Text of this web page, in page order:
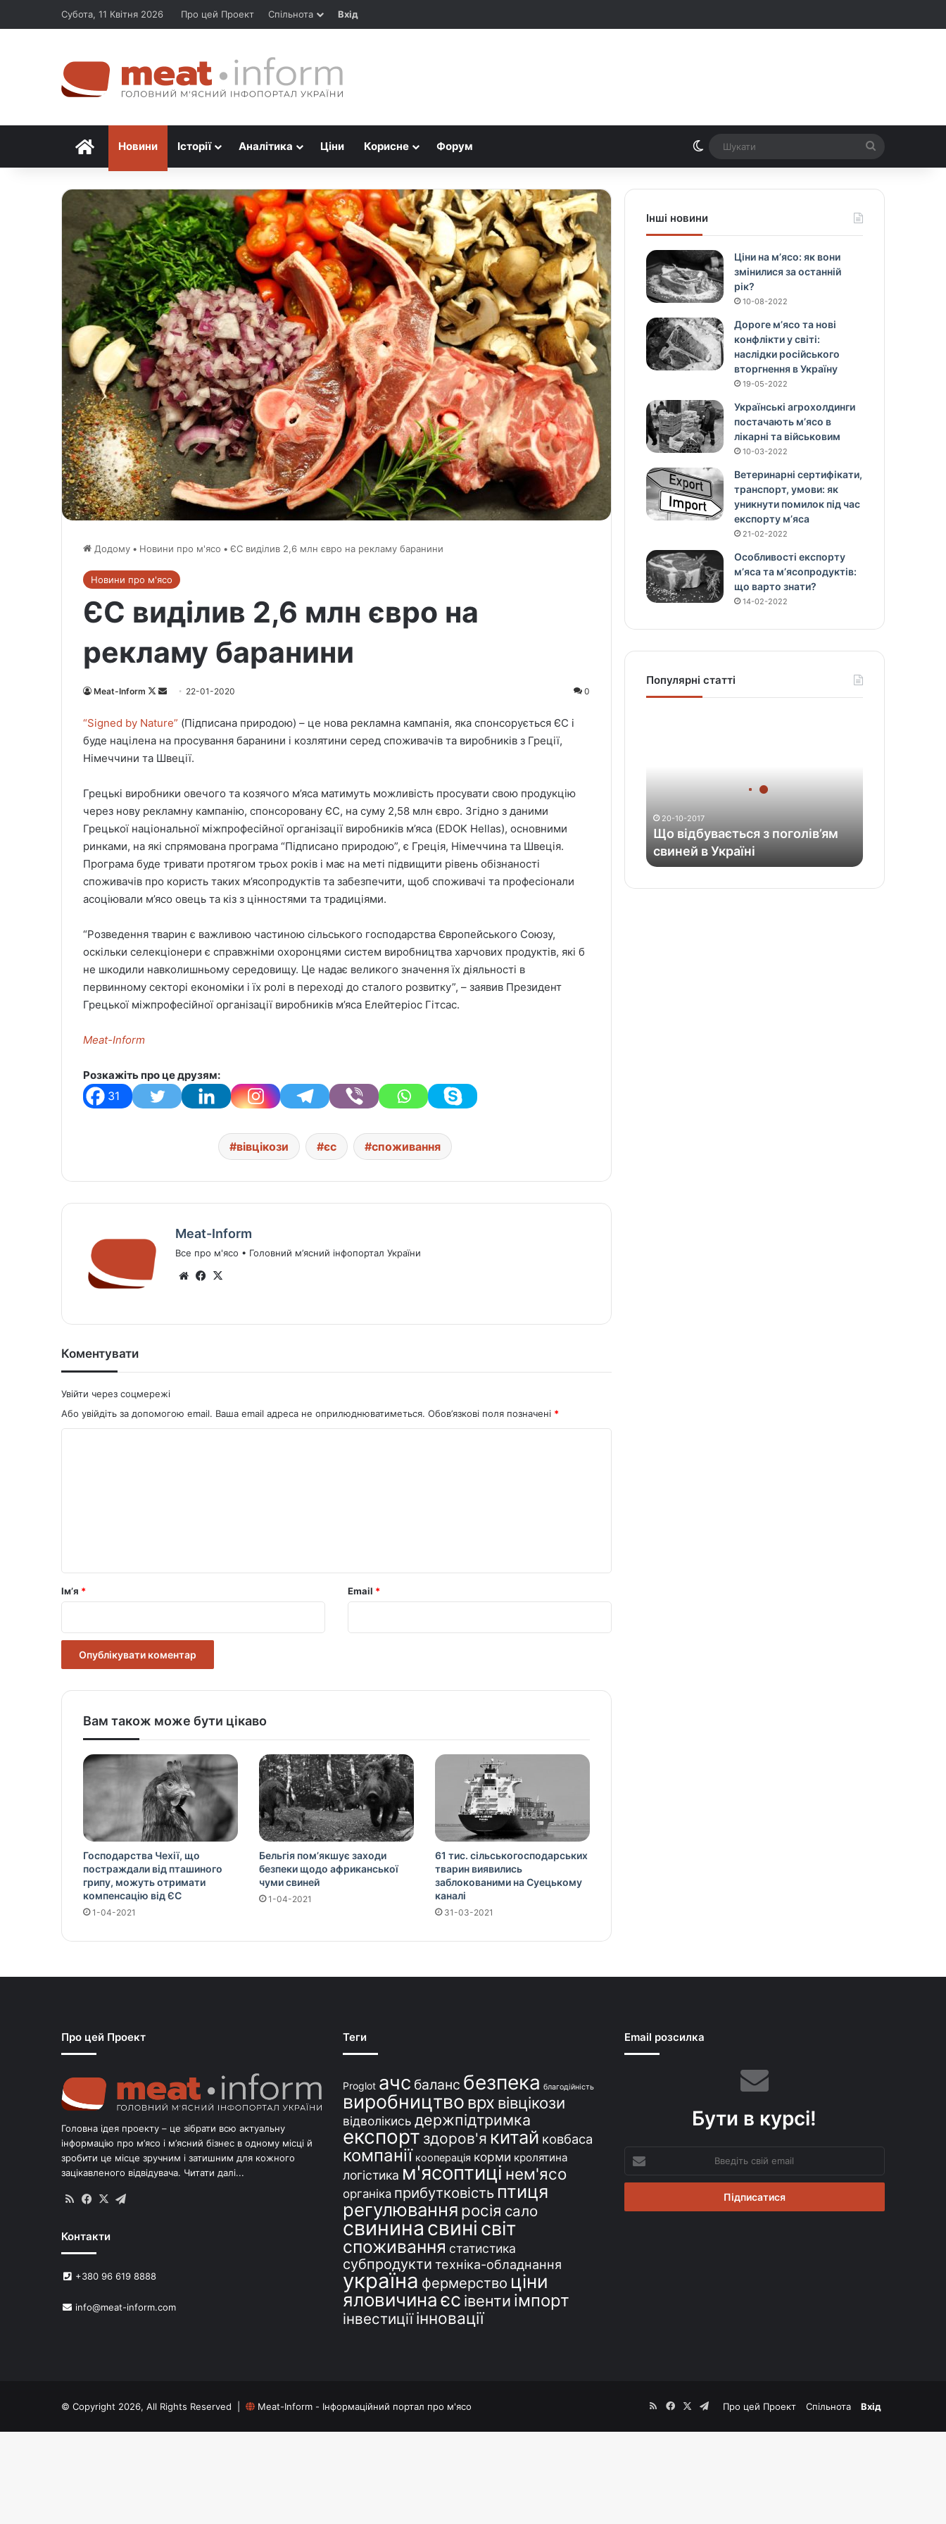
Субота, 11 Квітня 2026 Про цей Проект Спільнота Вхід
ГоловнаНовини Історії Аналітика Ціни Корисне Форум Switch skin
Додому • Новини про м'ясо • ЄС виділив 2,6 млн євро на рекламу баранини
Новини про м'ясо
ЄС виділив 2,6 млн євро на
рекламу баранини
Meat-Inform
F
l
l
o
o
n
X
n
d
a
e
m
a
i
l
22-01-2020 0
“Signed by Nature” (Підписана природою) – це нова рекламна кампанія, яка спонсорується ЄС і
буде націлена на просування баранини і козлятини серед споживачів та виробників з Греції,
Німеччини та Швеції.
Грецькі виробники овечого та козячого м’яса матимуть можливість просувати свою продукцію
через нову рекламну кампанію, спонсоровану ЄС, на суму 2,58 млн євро. Згідно з даними
Грецької національної міжпрофесійної організації виробників м’яса (EDOK Hellas), основними
ринками, на які спрямована програма “Підписано природою”, є Греція, Німеччина та Швеція.
Програма буде тривати протягом трьох років і має на меті підвищити рівень обізнаності
споживачів про користь таких м’ясопродуктів та забезпечити, щоб споживачі та професіонали
асоціювали м’ясо овець та кіз з цінностями та традиціями.
“Розведення тварин є важливою частиною сільського господарства Європейського Союзу,
оскільки селекціонери є справжніми охоронцями систем виробництва харчових продуктів, які б
не шкодили навколишньому середовищу. Це надає великого значення їх діяльності в
первинному секторі економіки і їх ролі в переході до сталого розвитку”, – заявив Президент
Грецької міжпрофесійної організації виробників м’яса Елейтеріос Гітсас.
Meat-Inform
Розкажіть про це друзям:
31
вівцікози єс споживання
Meat-Inform
Все про м'ясо • Головний м’ясний інфопортал України
We Fa
ok
Коментувати
Увійти через соцмережі
Або увійдіть за допомогою email. Ваша email адреса не оприлюднюватиметься. Обов’язкові поля позначені *
рІм’я * Email *
Вам також може бути цікаво
Господарства Чехії, що
постраждали від пташиного
грипу, можуть отримати
компенсацію від ЄС
1-04-2021
Бельгія пом’якшує заходи
безпеки щодо африканської
чуми свиней
1-04-2021
61 тис. сільськогосподарських
тварин виявились
заблокованими на Суецькому
каналі
31-03-2021
Інші новини
Ціни на м’ясо: як вони
змінилися за останній
рік?
10-08-2022
Дороге м’ясо та нові
конфлікти у світі:
наслідки російського
вторгнення в Україну
19-05-2022
Українські агрохолдинги
постачають м’ясо в
лікарні та військовим
10-03-2022
Ветеринарні сертифікати,
транспорт, умови: як
уникнути помилок під час
експорту м’яса
21-02-2022
Особливості експорту
м’яса та м’ясопродуктів:
що варто знати?
14-02-2022
Популярні статті
т
20-10-2017
Що відбувається з поголів’ям
свиней в Україні
Про цей Проект
Головна ідея проекту – це зібрати всю актуальну
інформацію про м’ясо і м’ясний бізнес в одному місці й
зробити це місце зручним і затишним для кожного
зацікавленого відвідувача. Читати далі...
RSS Facebook
X
Контакти
+380 96 619 8888
info@meat-inform.com
Теги
Proglot ачс баланс безпека благодійність
виробництво врх вівцікози
відволікись держпідтримка
експорт здоров'я китай ковбаса
компанії кооперація корми кролятина
логістика м'ясоптиці нем'ясо
органіка прибутковість птиця
регулювання росія сало
свинина свині світ
споживання статистика
субпродукти техніка-обладнання
україна фермерство ціни
яловичинаєс івенти імпорт
інвестиції інновації
Email розсилка
Бути в курсі!
свій
email
© Copyright 2026, All Rights Reserved | Meat-Inform - Інформаційний портал про м'ясо Про цей Проект Спільнота Вхід
RSSFacebookTelegram